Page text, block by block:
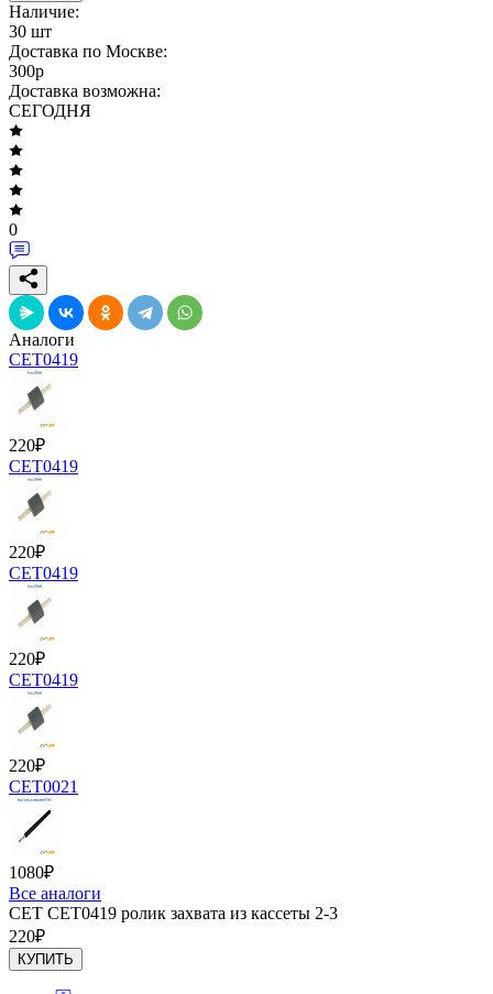
Наличие:
30 шт
Доставка по Москве:
300p
Доставка возможна:
СЕГОДНЯ
0
Аналоги
CET0419
220₽
CET0419
220₽
CET0419
220₽
CET0419
220₽
CET0021
1080₽
Все аналоги
CET CET0419 ролик захвата из кассеты 2-3
220₽
КУПИТЬ